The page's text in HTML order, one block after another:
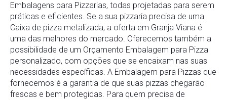
Embalagens para Pizzarias, todas projetadas para serem
práticas e eficientes. Se a sua pizzaria precisa de uma
Caixa de pizza metalizada, a oferta em Granja Viana é
uma das melhores do mercado. Oferecemos também a
possibilidade de um Orçamento Embalagem para Pizza
personalizado, com opções que se encaixam nas suas
necessidades específicas. A Embalagem para Pizzas que
fornecemos é a garantia de que suas pizzas chegarão
frescas e bem protegidas. Para quem precisa de